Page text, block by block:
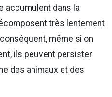
accumulent dans la
très lentement
même si on
ils peuvent persister
des animaux et des